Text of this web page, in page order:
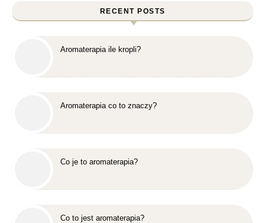
RECENT POSTS
Aromaterapia ile kropli?
Aromaterapia co to znaczy?
Co je to aromaterapia?
Co to jest aromaterapia?